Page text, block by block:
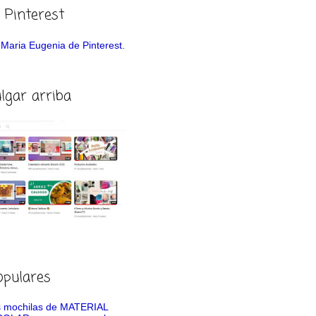
Pinterest
Eugenia de Pinterest.
arriba
mochilas de MATERIAL